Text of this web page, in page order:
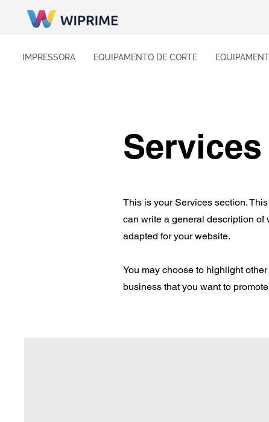
IMPRESSORA EQUIPAMENTO DE CORTE
Services
This is your Services section.
can write a general description of
adapted for your website.
You may choose to highlight
business that you want to